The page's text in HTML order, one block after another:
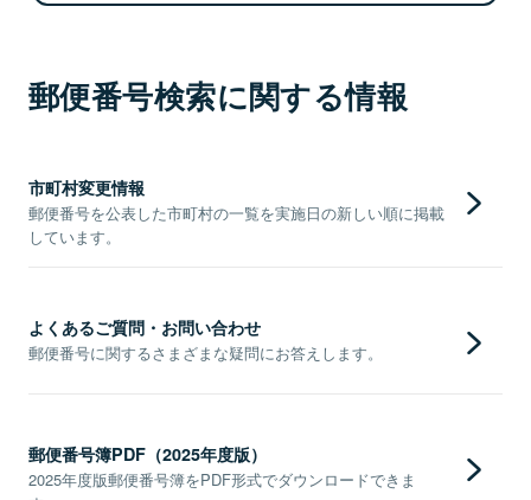
郵便番号検索に関する情報
市町村変更情報
郵便番号を公表した市町村の一覧を実施日の新しい順に掲載
しています。
よくあるご質問・お問い合わせ
郵便番号に関するさまざまな疑問にお答えします。
郵便番号簿PDF（2025年度版）
2025年度版郵便番号簿をPDF形式でダウンロードできま